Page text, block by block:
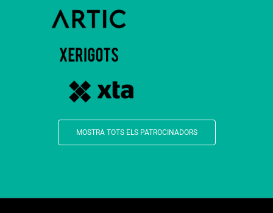
MOSTRA TOTS ELS PATROCINADORS